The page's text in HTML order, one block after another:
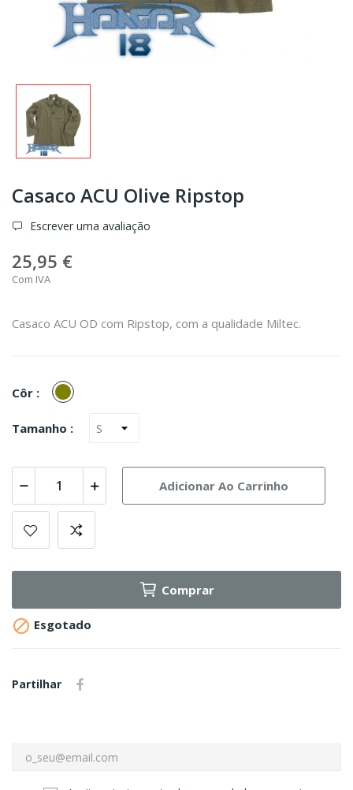
Casaco ACU Olive Ripstop
Escrever uma avaliação
25,95 €
Com IVA
Casaco ACU OD com Ripstop, com a qualidade Miltec.
Côr : Olive
Tamanho :
Adicionar Ao Carrinho
Comprar
 Esgotado
Partilhar